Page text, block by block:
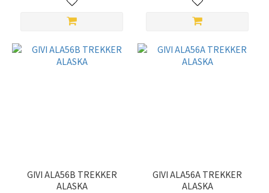
GIVI ALA56B TREKKER
ALASKA
GIVI ALA56A TREKKER
ALASKA